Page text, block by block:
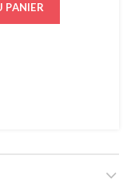
PANIER